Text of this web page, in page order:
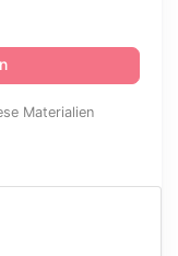
Materialien